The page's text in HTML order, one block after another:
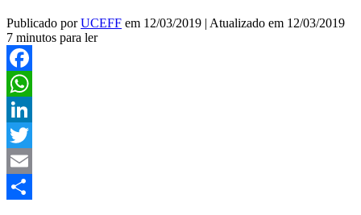
Publicado porUCEFF em 12/03/2019 | Atualizado em 12/03/2019
7 minutos para ler
Facebook
WhatsApp
LinkedIn
Twitter
Email